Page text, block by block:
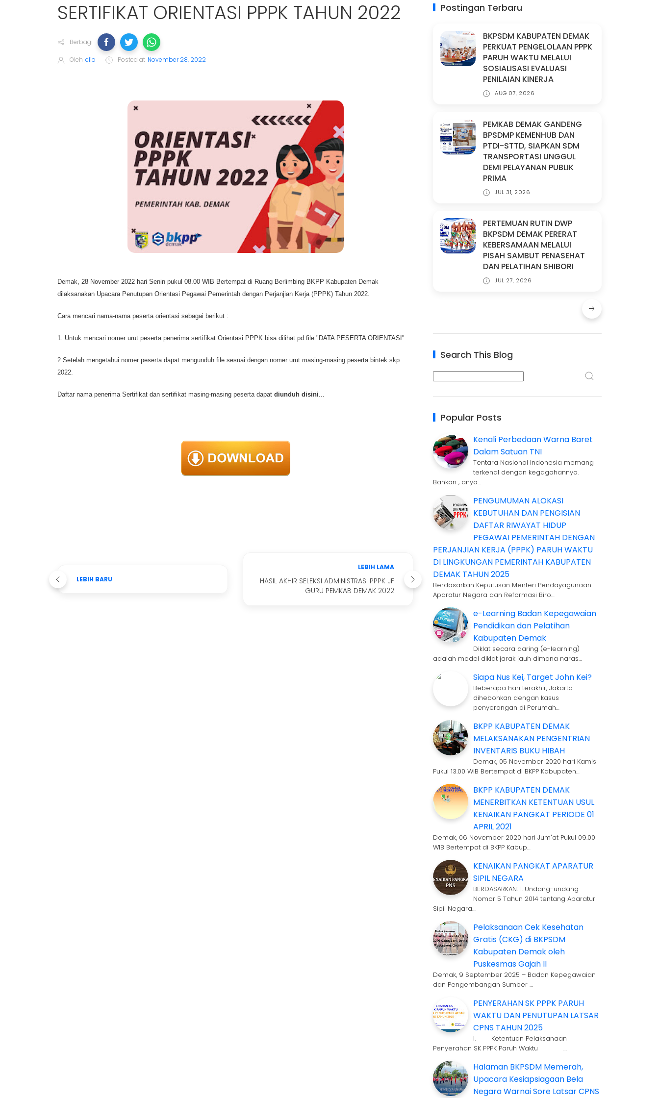
SERTIFIKAT ORIENTASI PPPK TAHUN 2022
Berbagi
Oleh elia Posted at November 28, 2022
Demak, 28 November 2022 hari Senin pukul 08.00 WIB Bertempat di Ruang Berlimbing BKPP Kabupaten Demak
dilaksanakan Upacara Penutupan Orientasi Pegawai Pemerintah dengan Perjanjian Kerja (PPPK) Tahun 2022.
Cara mencari nama-nama peserta orientasi sebagai berikut :
1. Untuk mencari nomer urut peserta penerima sertifikat Orientasi PPPK bisa dilihat pd file "DATA PESERTA ORIENTASI"
2.Setelah mengetahui nomer peserta dapat mengunduh file sesuai dengan nomer urut masing-masing peserta bintek skp
2022.
Daftar nama penerima Sertifikat dan sertifikat masing-masing peserta dapat diunduh disini...
LEBIH BARU
LEBIH LAMA
HASIL AKHIR SELEKSI ADMINISTRASI PPPK JF
GURU PEMKAB DEMAK 2022
Postingan Terbaru
BKPSDM KABUPATEN DEMAK
PERKUAT PENGELOLAAN PPPK
PARUH WAKTU MELALUI
SOSIALISASI EVALUASI
PENILAIAN KINERJA
AUG 07, 2026
PEMKAB DEMAK GANDENG
BPSDMP KEMENHUB DAN
PTDI-STTD, SIAPKAN SDM
TRANSPORTASI UNGGUL
DEMI PELAYANAN PUBLIK
PRIMA
JUL 31, 2026
PERTEMUAN RUTIN DWP
BKPSDM DEMAK PERERAT
KEBERSAMAAN MELALUI
PISAH SAMBUT PENASEHAT
DAN PELATIHAN SHIBORI
JUL 27, 2026
Search This Blog
Popular Posts
Kenali Perbedaan Warna Baret
Dalam Satuan TNI
Tentara Nasional Indonesia memang
terkenal dengan kegagahannya.
Bahkan , anya…
PENGUMUMAN ALOKASI
KEBUTUHAN DAN PENGISIAN
DAFTAR RIWAYAT HIDUP
PEGAWAI PEMERINTAH DENGAN
PERJANJIAN KERJA (PPPK) PARUH WAKTU
DI LINGKUNGAN PEMERINTAH KABUPATEN
DEMAK TAHUN 2025
Berdasarkan Keputusan Menteri Pendayagunaan
Aparatur Negara dan Reformasi Biro…
e-Learning Badan Kepegawaian
Pendidikan dan Pelatihan
Kabupaten Demak
Diklat secara daring (e-learning)
adalah model diklat jarak jauh dimana naras…
Siapa Nus Kei, Target John Kei?
Beberapa hari terakhir, Jakarta
dihebohkan dengan kasus
penyerangan di Perumah…
BKPP KABUPATEN DEMAK
MELAKSANAKAN PENGENTRIAN
INVENTARIS BUKU HIBAH
Demak, 05 November 2020 hari Kamis
Pukul 13.00 WIB Bertempat di BKPP Kabupaten…
BKPP KABUPATEN DEMAK
MENERBITKAN KETENTUAN USUL
KENAIKAN PANGKAT PERIODE 01
APRIL 2021
Demak, 06 November 2020 hari Jum'at Pukul 09.00
WIB Bertempat di BKPP Kabup…
KENAIKAN PANGKAT APARATUR
SIPIL NEGARA
BERDASARKAN: 1. Undang-undang
Nomor 5 Tahun 2014 tentang Aparatur
Sipil Negara…
Pelaksanaan Cek Kesehatan
Gratis (CKG) di BKPSDM
Kabupaten Demak oleh
Puskesmas Gajah II
Demak, 9 September 2025 – Badan Kepegawaian
dan Pengembangan Sumber …
PENYERAHAN SK PPPK PARUH
WAKTU DAN PENUTUPAN LATSAR
CPNS TAHUN 2025
I. Ketentuan Pelaksanaan
Penyerahan SK PPPK Paruh Waktu …
Halaman BKPSDM Memerah,
Upacara Kesiapsiagaan Bela
Negara Warnai Sore Latsar CPNS